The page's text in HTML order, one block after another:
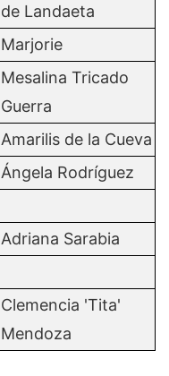
de Landaeta
Marjorie
Mesalina Tricado
Guerra
Amarilis de la Cueva
Ángela Rodríguez
Adriana Sarabia
Clemencia 'Tita'
Mendoza